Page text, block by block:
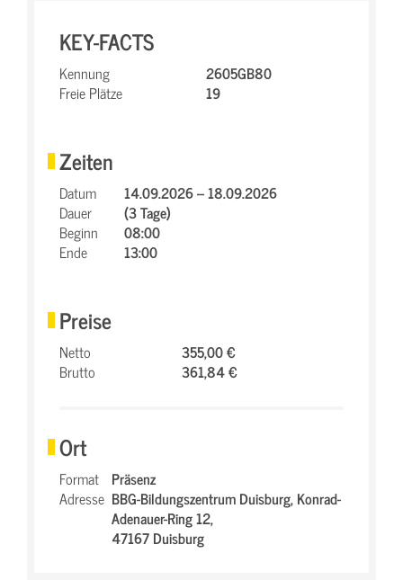
KEY-FACTS
Kennung
2605GB80
Freie Plätze
19
Zeiten
Datum
14.09.2026 – 18.09.2026
Dauer
(3 Tage)
Beginn
08:00
Ende
13:00
Preise
Netto
355,00 €
Brutto
361,84 €
Ort
Format Präsenz
Adresse BBG-Bildungszentrum Duisburg,Konrad-
Adenauer-Ring 12,
47167 Duisburg